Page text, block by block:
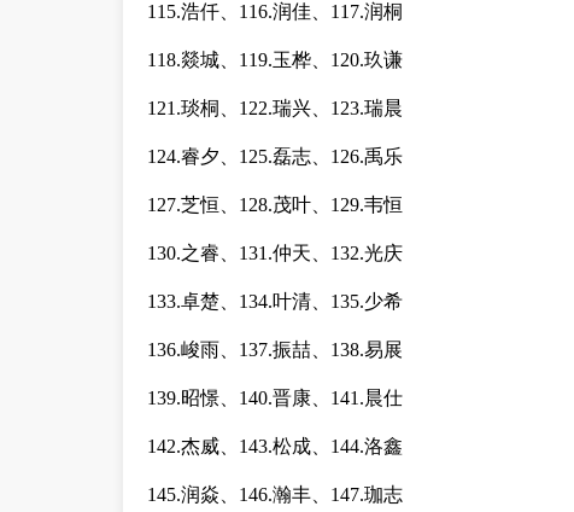
115.浩仟、116.润佳、117.润桐
118.燚城、119.玉桦、120.玖谦
121.琰桐、122.瑞兴、123.瑞晨
124.睿夕、125.磊志、126.禹乐
127.芝恒、128.茂叶、129.韦恒
130.之睿、131.仲天、132.光庆
133.卓楚、134.叶清、135.少希
136.峻雨、137.振喆、138.易展
139.昭憬、140.晋康、141.晨仕
142.杰威、143.松成、144.洛鑫
145.润焱、146.瀚丰、147.珈志